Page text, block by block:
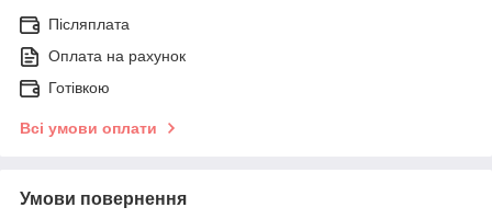
Післяплата
Оплата на рахунок
Готівкою
Всі умови оплати
Умови повернення